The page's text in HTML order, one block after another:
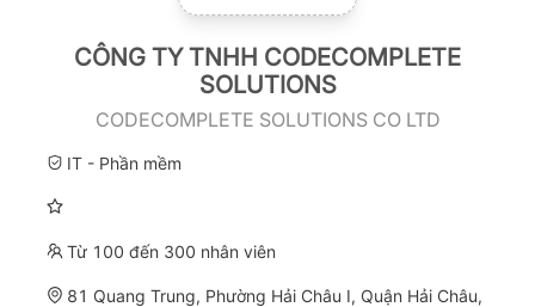
CÔNG TY TNHH CODECOMPLETE
SOLUTIONS
CODECOMPLETE SOLUTIONS CO LTD
IT - Phần mềm
Từ 100 đến 300 nhân viên
81 Quang Trung, Phường Hải Châu I, Quận Hải Châu,